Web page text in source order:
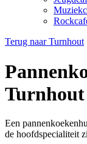
Terug naar Turnhout
Turnhout
Een
de hoofdspecialiteit